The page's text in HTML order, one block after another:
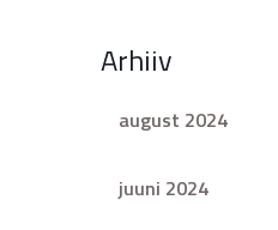
Arhiiv
august 2024
juuni 2024